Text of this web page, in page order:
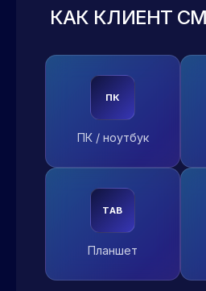
КАК КЛИЕНТ
ПК
ПК / ноутбук
TAB
Планшет